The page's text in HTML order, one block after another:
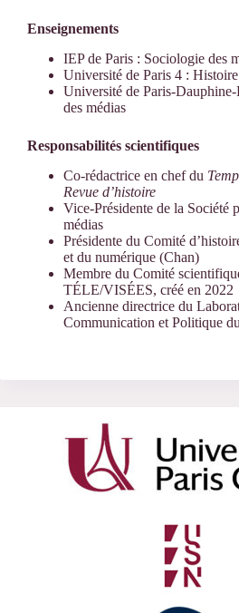
Enseignements
IEP de Paris : Sociologie des
Université de Paris 4 :
Université de Paris-
des médias
Responsabilités scientifiques
Co-rédactrice en chef du
Revue d’histoire
Vice-Présidente de la Société
médias
Présidente du Comité
et du numérique (Chan)
Membre du Comité
TÉLE/VISÉES, créé en 2022
Ancienne directrice du
Communication et Politique